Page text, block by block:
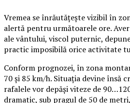
Vremea se înrăutățește vizibil în
alertă pentru următoarele ore.
ale vântului, viscol puternic,
practic imposibilă orice activitate
Conform prognozei, în zona
70 și 85 km/h. Situația devine însă
rafalele vor depăși viteze de
dramatic, sub pragul de 50 de